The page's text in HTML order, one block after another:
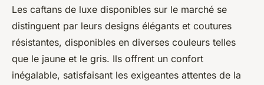
Les caftans de luxe disponibles sur le marché se
distinguent par leurs designs élégants et coutures
résistantes, disponibles en diverses couleurs telles
que le jaune et le gris. Ils offrent un confort
inégalable, satisfaisant les exigeantes attentes de la